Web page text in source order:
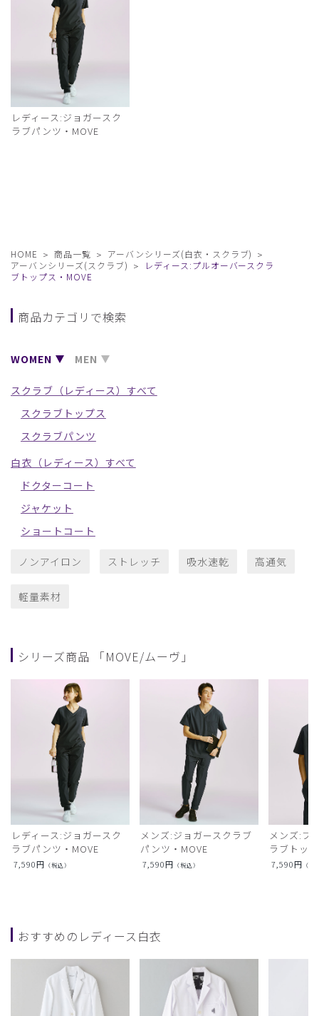
レディース:ジョガースク
ラブパンツ・MOVE
HOME 商品一覧
アーバンシリーズ(白衣・スクラブ)
アーバンシリーズ(スクラブ)
レディース:プルオーバースクラ
ブトップス・MOVE
商品カテゴリで検索
WOMEN MEN
スクラブ（レディース）すべて
スクラブトップス
スクラブパンツ
白衣（レディース）すべて
ドクターコート
ジャケット
ショートコート
ノンアイロン ストレッチ 吸水速乾 高通気
軽量素材
シリーズ商品 「MOVE/ムーヴ」
レディース:ジョガースク
ラブパンツ・MOVE
7,590円 （税込）
メンズ:ジョガースクラブ
パンツ・MOVE
7,590円 （税込）
メンズ:プ
ラブトッ
7,590円 （税
おすすめのレディース白衣